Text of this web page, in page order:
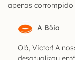
apenas
A Bóia
Olá, Victor! A
desatualizou